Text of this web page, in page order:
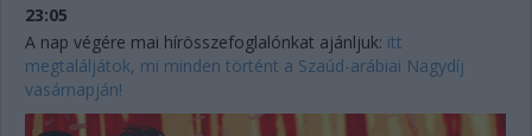
23:05
A nap végére mai hírösszefoglalónkat ajánljuk: itt
megtaláljátok, mi minden történt a Szaúd-arábiai Nagydíj
vasárnapján!